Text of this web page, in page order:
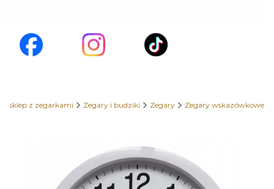
sklep z zegarkami Zegary i budziki Zegary Zegary wskazówkowe